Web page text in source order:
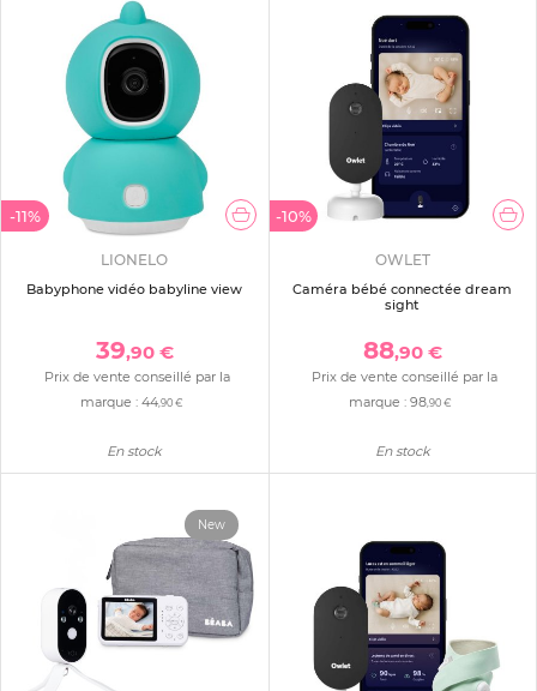
-11%
LIONELO
Babyphone vidéo babyline view
39,90 €
Prix de vente conseillé par la
marque :44 ,90 €
En stock
-10%
OWLET
Caméra bébé connectée dream
sight
88,90 €
Prix de vente conseillé par la
marque : 98,90 €
En stock
New